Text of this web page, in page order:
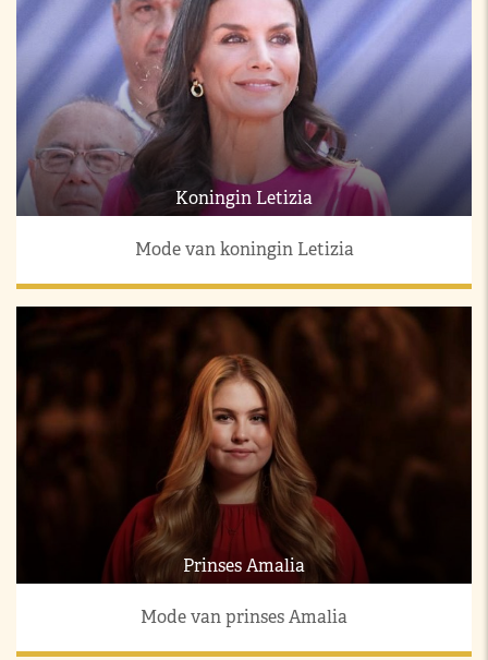
Koningin Letizia
Mode van koningin Letizia
Prinses Amalia
Mode van prinses Amalia